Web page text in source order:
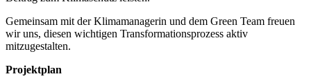
Gemeinsam mit der Klimamanagerin und dem Green Team freuen
wir uns, diesen wichtigen Transformationsprozess aktiv
mitzugestalten.
Projektplan